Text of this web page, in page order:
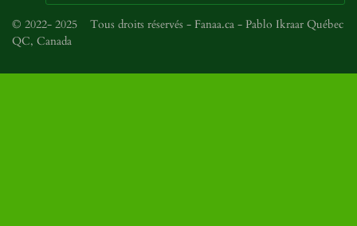
© 2022- 2025 Tous droits réservés - Fanaa.ca - Pablo Ikraar Québec
QC, Canada